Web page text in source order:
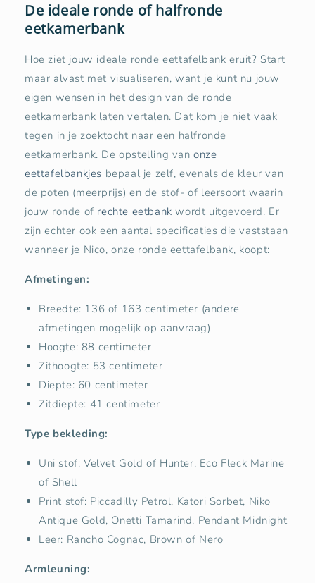
De ideale ronde of halfronde
eetkamerbank
Hoe ziet jouw ideale ronde eettafelbank eruit? Start
maar alvast met visualiseren, want je kunt nu jouw
eigen wensen in het design van de ronde
eetkamerbank laten vertalen. Dat kom je niet vaak
tegen in je zoektocht naar een halfronde
eetkamerbank. De opstelling vanonze
eettafelbankjes bepaal je zelf, evenals de kleur van
de poten (meerprijs) en de stof- of leersoort waarin
jouw ronde of rechte eetbank wordt uitgevoerd. Er
zijn echter ook een aantal specificaties die vaststaan
wanneer je Nico, onze ronde eettafelbank, koopt:
Afmetingen:
Breedte: 136 of 163 centimeter (andere
afmetingen mogelijk op aanvraag)
Hoogte: 88 centimeter
Zithoogte: 53 centimeter
Diepte: 60 centimeter
Zitdiepte: 41 centimeter
Type bekleding:
Uni stof: Velvet Gold of Hunter, Eco Fleck Marine
of Shell
Print stof: Piccadilly Petrol, Katori Sorbet, Niko
Antique Gold, Onetti Tamarind, Pendant Midnight
Leer: Rancho Cognac, Brown of Nero
Armleuning: